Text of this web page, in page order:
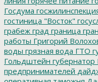
Госдума
гостиница "Восток"
грабеж град граница
работы Григорий
воды грязная вода ГТО
Гольдштейн
предпринимателей